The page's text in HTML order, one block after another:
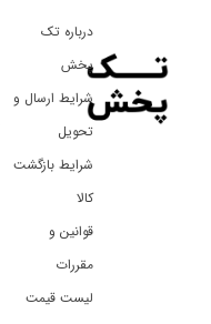
سفر
تفریح
درباره تک
پخش
شرایط ارسال و
تحویل
شرایط بازگشت
کالا
قوانین و
مقررات
لیست قیمت